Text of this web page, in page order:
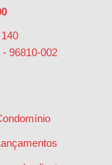
- 96810-002